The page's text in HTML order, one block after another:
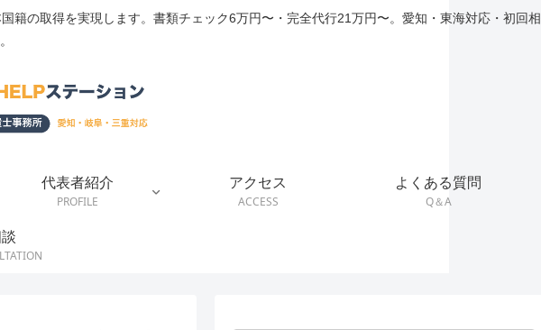
の取得を実現します。書類チェック6万円〜・完全代行21万円〜。愛知・東海対応・初回相
代表者紹介
PROFILE
アクセス
ACCESS
よくある質問
Q＆A